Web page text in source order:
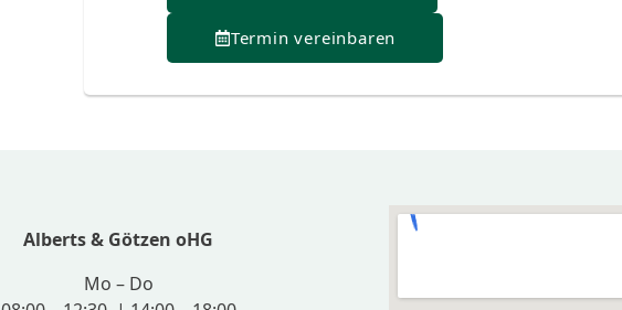
Termin vereinbaren
Alberts & Götzen oHG
Mo – Do